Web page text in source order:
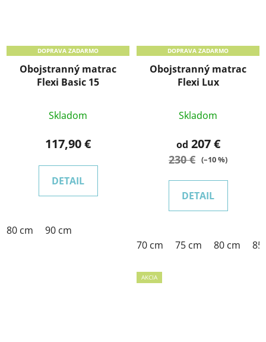
DOPRAVA ZADARMO
Obojstranný matrac
Flexi Basic 15
Skladom
117,90 €
DETAIL
80 cm 90 cm
DOPRAVA ZADARMO
Obojstranný matrac
Flexi Lux
Skladom
od 207 €
230 € (–10 %)
DETAIL
70 cm 75 cm 80 cm 85
AKCIA